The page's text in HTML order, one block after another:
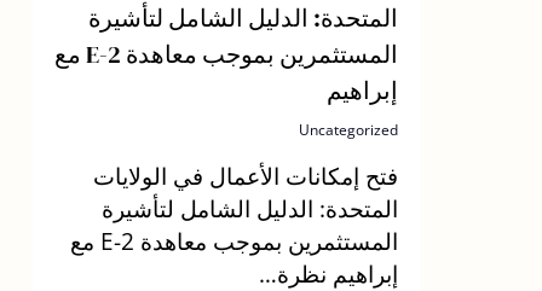
المتحدة: الدليل الشامل لتأشيرة
المستثمرين بموجب معاهدة E-2 مع
إبراهيم
Uncategorized
فتح إمكانات الأعمال في الولايات
المتحدة: الدليل الشامل لتأشيرة
المستثمرين بموجب معاهدة E-2 مع
إبراهيم نظرة…